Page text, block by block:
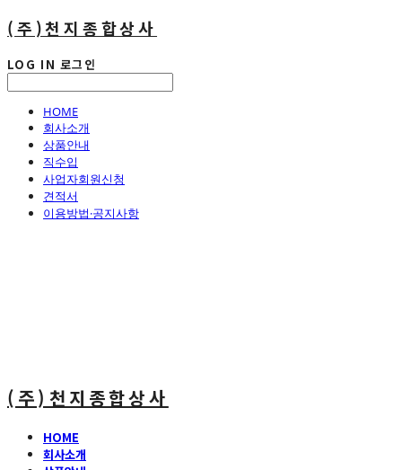
(주)천지종합상사
LOG IN 로그인
HOME
회사소개
상품안내
직수입
사업자회원신청
견적서
이용방법·공지사항
(주)천지종합상사
HOME
회사소개